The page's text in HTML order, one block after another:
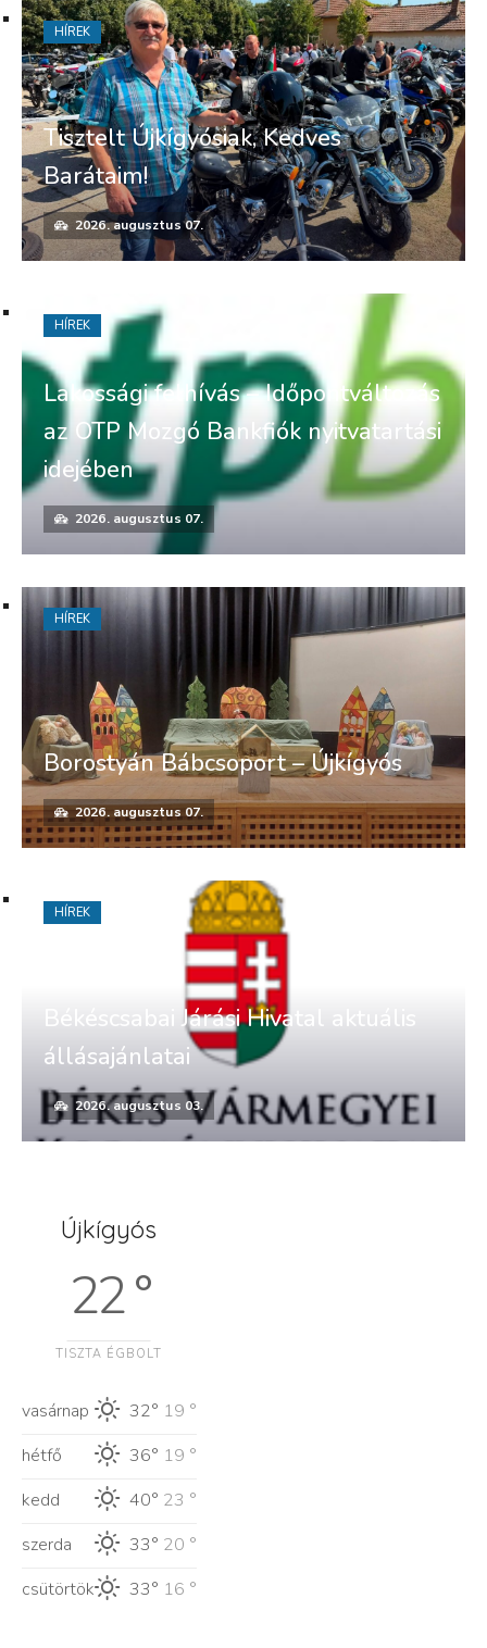
Tisztelt Újkígyósiak, Kedves
Barátaim!
2026. augusztus 07.
HÍREK
Lakossági felhívás – Időpontváltozás
az OTP Mozgó Bankfiók nyitvatartási
idejében
2026. augusztus 07.
HÍREK
Borostyán Bábcsoport – Újkígyós
2026. augusztus 07.
HÍREK
Békéscsabai Járási Hivatal aktuális
állásajánlatai
2026. augusztus 03.
HÍREK
Újkígyós
22 °
TISZTA ÉGBOLT
vasárnap 32° 19 °
hétfő
36° 19 °
kedd
40° 23 °
szerda
33° 20 °
csütörtök
33° 16 °